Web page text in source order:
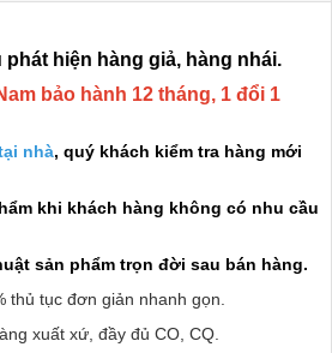
phát hiện hàng giả, hàng nhái.
bảo hành 12 tháng, 1 đổi 1
nhà, quý khách kiểm tra hàng mới
khi khách hàng không có nhu cầu
sản phẩm trọn đời sau bán hàng.
thủ tục đơn giản nhanh gọn.
xuất xứ, đầy đủ CO, CQ.